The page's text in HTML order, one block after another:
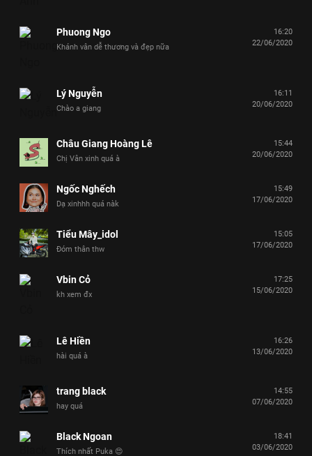
Phuong Ngo
Khánh vân dễ thương và đẹp nữa
16:20
22/06/2020
Lý Nguyễn
Chào a giang
16:11
20/06/2020
Châu Giang Hoàng Lê
Chị Vân xinh quá à
15:44
20/06/2020
Ngốc Nghếch
Dạ xinhhh quá nàk
15:49
17/06/2020
Tiểu Mây_idol
Đóm thân thw
15:05
17/06/2020
Vbin Cỏ
kh xem đx
17:25
15/06/2020
Lê Hiền
hài quá à
16:26
13/06/2020
trang black
hay quá
14:55
07/06/2020
Black Ngoan
Thích nhất Puka 😍
18:41
03/06/2020